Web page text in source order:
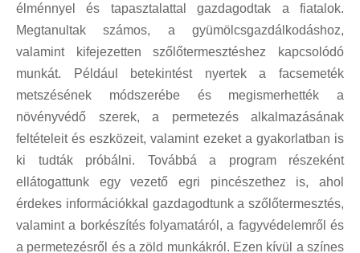
élménnyel és tapasztalattal gazdagodtak a fiatalok.
Megtanultak számos, a gyümölcsgazdálkodáshoz,
valamint kifejezetten szőlőtermesztéshez kapcsolódó
munkát. Például betekintést nyertek a facsemeték
metszésének módszerébe és megismerhették a
növényvédő szerek, a permetezés alkalmazásának
feltételeit és eszközeit, valamint ezeket a gyakorlatban is
ki tudták próbálni. Továbbá a program részeként
ellátogattunk egy vezető egri pincészethez is, ahol
érdekes információkkal gazdagodtunk a szőlőtermesztés,
valamint a borkészítés folyamatáról, a fagyvédelemről és
a permetezésről és a zöld munkákról. Ezen kívül a színes